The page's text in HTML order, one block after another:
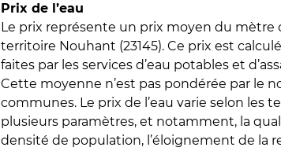
Prix de l’eau
Le prix représente un prix moyen du mètre
territoire Nouhant (23145). Ce prix est
faites par les services d’eau potables et
Cette moyenne n’est pas pondérée par le
communes. Le prix de l’eau varie selon les
plusieurs paramètres, et notamment, la
densité de population, l’éloignement de la